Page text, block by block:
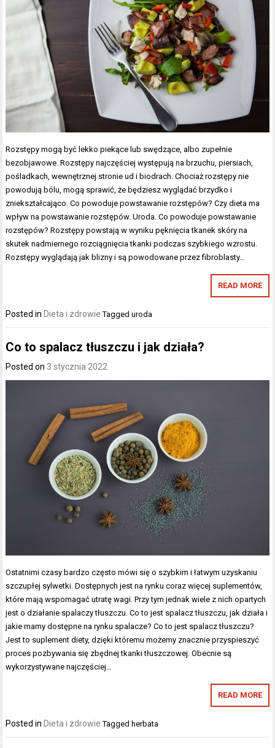
Rozstępy mogą być lekko piekące lub swędzące, albo zupełnie
bezobjawowe. Rozstępy najczęściej występują na brzuchu, piersiach,
pośladkach, wewnętrznej stronie ud i biodrach. Chociaż rozstępy nie
powodują bólu, mogą sprawić, że będziesz wyglądać brzydko i
zniekształcająco. Co powoduje powstawanie rozstępów? Czy dieta ma
wpływ na powstawanie rozstępów. Uroda. Co powoduje powstawanie
rozstępów? Rozstępy powstają w wyniku pęknięcia tkanek skóry na
skutek nadmiernego rozciągnięcia tkanki podczas szybkiego wzrostu.
Rozstępy wyglądają jak blizny i są powodowane przez fibroblasty…
READ MORE
Posted in Dieta i zdrowie Taggeduroda
Co to spalacz tłuszczu i jak działa?
Posted on 3 stycznia 2022
Ostatnimi czasy bardzo często mówi się o szybkim i łatwym uzyskaniu
szczupłej sylwetki. Dostępnych jest na rynku coraz więcej suplementów,
które mają wspomagać utratę wagi. Przy tym jednak wiele z nich opartych
jest o działanie spalaczy tłuszczu. Co to jest spalacz tłuszczu, jak działa i
jakie mamy dostępne na rynku spalacze? Co to jest spalacz tłuszczu?
Jest to suplement diety, dzięki któremu możemy znacznie przyspieszyć
proces pozbywania się zbędnej tkanki tłuszczowej. Obecnie są
wykorzystywane najczęściej…
READ MORE
Posted in Dieta i zdrowie Taggedherbata